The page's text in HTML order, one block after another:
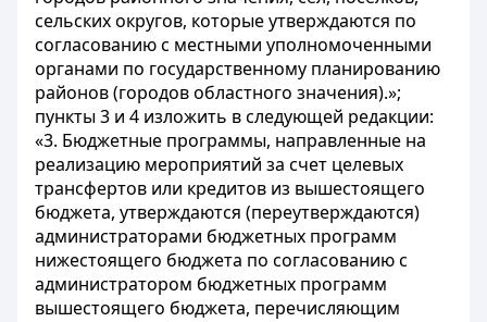
сельских округов, которые утверждаются по
согласованию с местными уполномоченными
органами по государственному планированию
районов (городов областного значения).»;
пункты 3 и 4 изложить в следующей редакции:
«3. Бюджетные программы, направленные на
реализацию мероприятий за счет целевых
трансфертов или кредитов из вышестоящего
бюджета, утверждаются (переутверждаются)
администраторами бюджетных программ
нижестоящего бюджета по согласованию с
администратором бюджетных программ
вышестоящего бюджета, перечисляющим